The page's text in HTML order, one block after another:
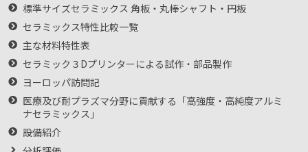
標準サイズセラミックス 角板・丸棒シャフト・円板
セラミックス特性比較一覧
主な材料特性表
セラミック３Dプリンターによる試作・部品製作
ヨーロッパ訪問記
医療及び耐プラズマ分野に貢献する「高強度・高純度アルミ
ナセラミックス」
設備紹介